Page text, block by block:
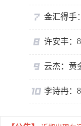
云杰：黄